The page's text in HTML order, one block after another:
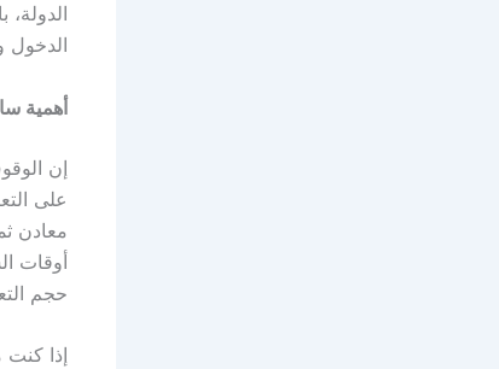
الدخول
أهمية
إن
على
معادن
أوقات
حجم
إذا